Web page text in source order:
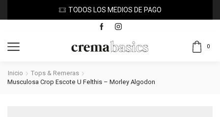
TODOS LOS MEDIOS DE PAGO
0
Inicio
Tops & Remeras
Musculosa Crop Escote U Felthis – Morley Algodon